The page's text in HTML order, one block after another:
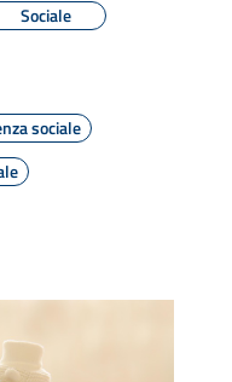
Sociale
sociale